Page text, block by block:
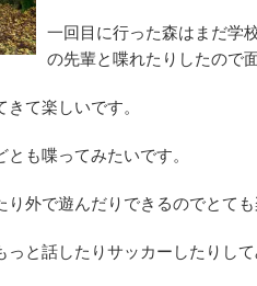
一回目に行った森はまだ学
の先輩と喋れたりしたので
て楽しいです。
も喋ってみたいです。
外で遊んだりできるのでとても
と話したりサッカーしたりして